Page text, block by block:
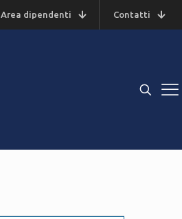
Area dipendenti Contatti